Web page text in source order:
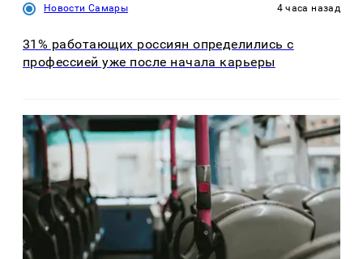
Новости Самары 4 часа назад
31% работающих россиян определились с
профессией уже после начала карьеры